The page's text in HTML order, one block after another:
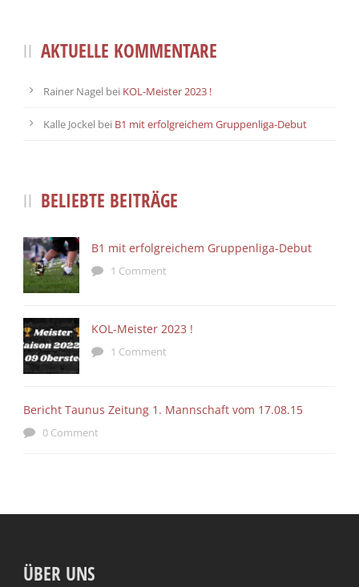
AKTUELLE KOMMENTARE
Rainer Nagel bei KOL-Meister 2023 !
Kalle Jockel bei B1 mit erfolgreichem Gruppenliga-Debut
BELIEBTE BEITRÄGE
B1 mit erfolgreichem Gruppenliga-Debut
1 Comment
KOL-Meister 2023 !
1 Comment
Bericht Taunus Zeitung 1. Mannschaft vom 17.08.15
0 Comment
ÜBER UNS